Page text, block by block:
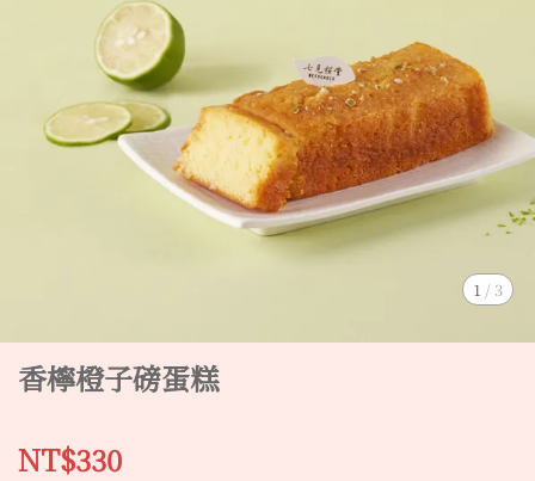
1 / 3
香檸橙子磅蛋糕
NT$330